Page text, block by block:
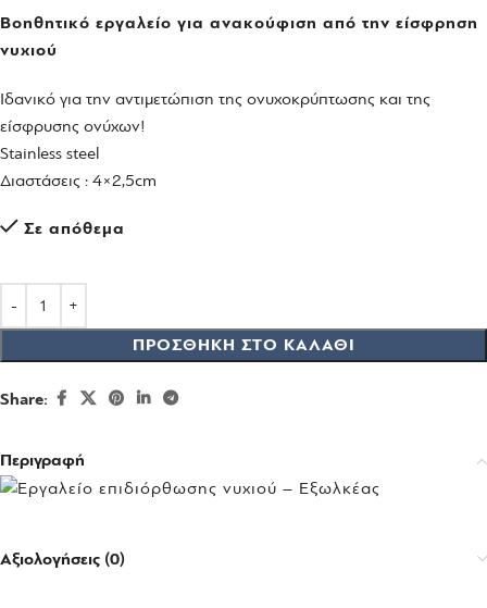
Βοηθητικό εργαλείο για ανακούφιση από την είσφρηση
νυχιού
Iδανικό για την αντιμετώπιση της ονυχοκρύπτωσης και της
είσφρυσης ονύχων!
Stainless steel
Διαστάσεις : 4×2,5cm
Σε απόθεμα
ΠΡΟΣΘΉΚΗ ΣΤΟ ΚΑΛΆΘΙ
Share:
Περιγραφή
Αξιολογήσεις (0)